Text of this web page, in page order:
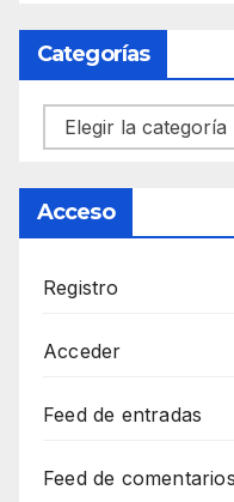
Categorías
Categorías
Acceso
Registro
Acceder
Feed de entradas
Feed de comentarios